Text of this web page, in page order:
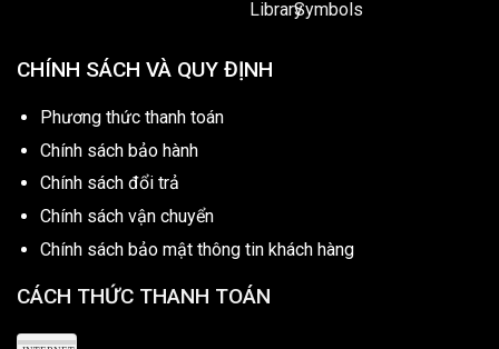
CHÍNH SÁCH VÀ QUY ĐỊNH
Phương thức thanh toán
Chính sách bảo hành
Chính sách đổi trả
Chính sách vận chuyển
Chính sách bảo mật thông tin khách hàng
CÁCH THỨC THANH TOÁN